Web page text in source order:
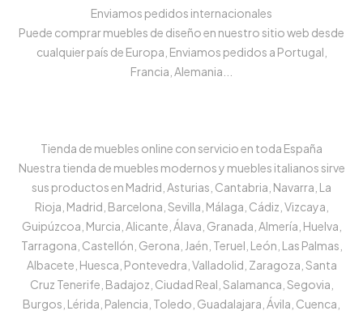
Enviamos pedidos internacionales
Puede comprar muebles de diseño en nuestro sitio web desde
cualquier país de Europa, Enviamos pedidos a Portugal,
Francia, Alemania...
Tienda de muebles online con servicio en toda España
Nuestra tienda de muebles modernos y muebles italianos sirve
sus productos en Madrid, Asturias, Cantabria, Navarra, La
Rioja, Madrid, Barcelona, Sevilla, Málaga, Cádiz, Vizcaya,
Guipúzcoa, Murcia, Alicante, Álava, Granada, Almería, Huelva,
Tarragona, Castellón, Gerona, Jaén, Teruel, León, Las Palmas,
Albacete, Huesca, Pontevedra, Valladolid, Zaragoza, Santa
Cruz Tenerife, Badajoz, Ciudad Real, Salamanca, Segovia,
Burgos, Lérida, Palencia, Toledo, Guadalajara, Ávila, Cuenca,